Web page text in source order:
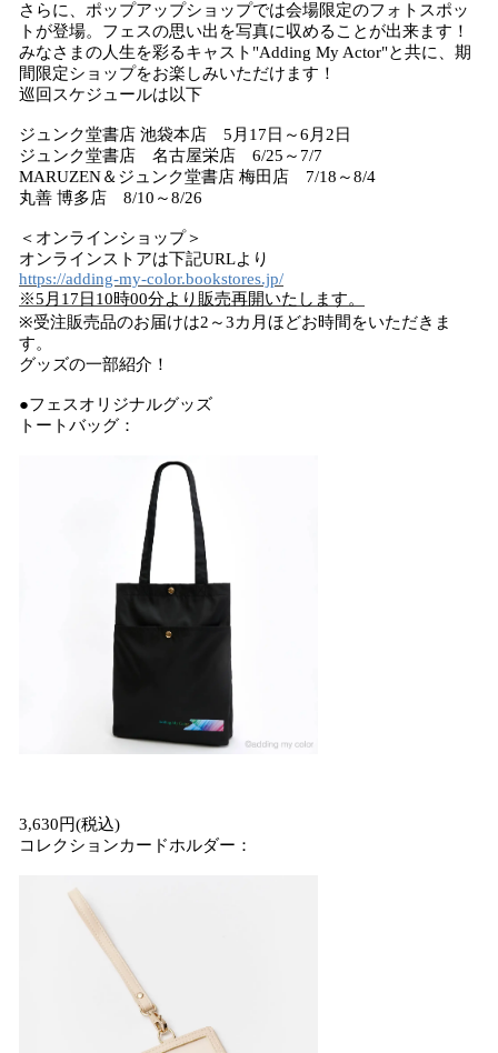
さらに、ポップアップショップでは会場限定のフォトスポッ
トが登場。フェスの思い出を写真に収めることが出来ます！
みなさまの人生を彩るキャスト"Adding My Actor"と共に、期
間限定ショップをお楽しみいただけます！
巡回スケジュールは以下
ジュンク堂書店 池袋本店 5月17日～6月2日
ジュンク堂書店 名古屋栄店 6/25～7/7
MARUZEN＆ジュンク堂書店 梅田店 7/18～8/4
丸善 博多店 8/10～8/26
＜オンラインショップ＞
オンラインストアは下記URLより
https://adding-my-color.bookstores.jp/
※5月17日10時00分より販売再開いたします。
※受注販売品のお届けは2～3カ月ほどお時間をいただきま
す。
グッズの一部紹介！
●フェスオリジナルグッズ
トートバッグ：
3,630円(税込)
コレクションカードホルダー：